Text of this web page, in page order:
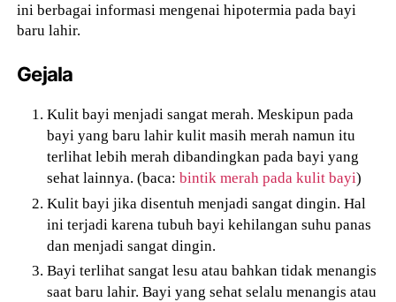
ini berbagai informasi mengenai hipotermia pada bayi
baru lahir.
Gejala
Kulit bayi menjadi sangat merah. Meskipun pada
bayi yang baru lahir kulit masih merah namun itu
terlihat lebih merah dibandingkan pada bayi yang
sehat lainnya. (baca:bintik merah pada kulit bayi)
Kulit bayi jika disentuh menjadi sangat dingin. Hal
ini terjadi karena tubuh bayi kehilangan suhu panas
dan menjadi sangat dingin.
Bayi terlihat sangat lesu atau bahkan tidak menangis
saat baru lahir. Bayi yang sehat selalu menangis atau